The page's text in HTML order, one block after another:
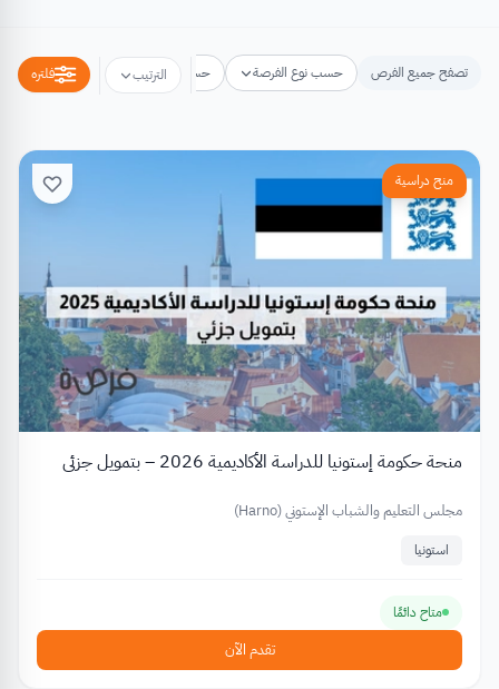
الخبرات وبناء القدرات.
تصفح جميع الفرص حسب نوع الفرصة حسب مكان الفرصة حسب الترتيب فلتره
منح دراسية
منحة حكومة إستونيا للدراسة الأكاديمية 2026 – بتمويل جزئي
مجلس التعليم والشباب الإستوني (Harno)
استونيا
متاح دائمًا
تقدم الآن